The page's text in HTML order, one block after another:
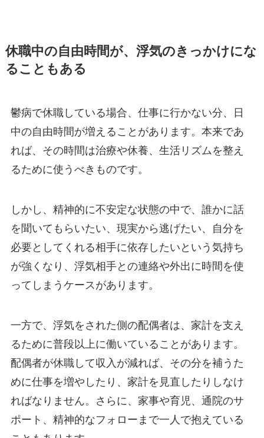
休職中の自由時間が、浮気のきっかけにな
ることもある
鬱病で休職している場合、仕事に行かない分、日
中の自由時間が増えることがあります。本来であ
れば、その時間は治療や休養、生活リズムを整え
るために使うべきものです。
しかし、精神的に不安定な状態の中で、誰かに話
を聞いてもらいたい、現実から逃げたい、自分を
必要としてくれる相手に依存したいという気持ち
が強くなり、浮気相手との連絡や外出に時間を使
ってしまうケースがあります。
一方で、浮気をされた側の配偶者は、家計を支え
るために普段以上に働いていることがあります。
配偶者が休職して収入が減れば、その分を補うた
めに仕事を増やしたり、家計を見直したりしなけ
ればなりません。さらに、家事や育児、通院のサ
ポート、精神的なフォローまで一人で抱えている